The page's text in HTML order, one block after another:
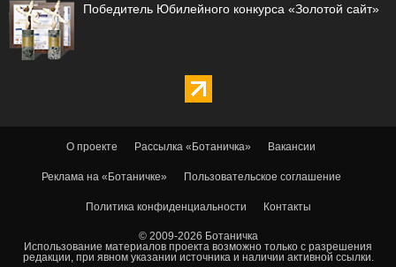
Победитель Юбилейного конкурса «Золотой сайт»
О проекте Рассылка «Ботаничка» Вакансии
Реклама на «Ботаничке» Пользовательское соглашение
Политика конфиденциальности Контакты
© 2009-2026 Ботаничка
Использование материалов проекта возможно только с разрешения
редакции, при явном указании источника и наличии активной ссылки.